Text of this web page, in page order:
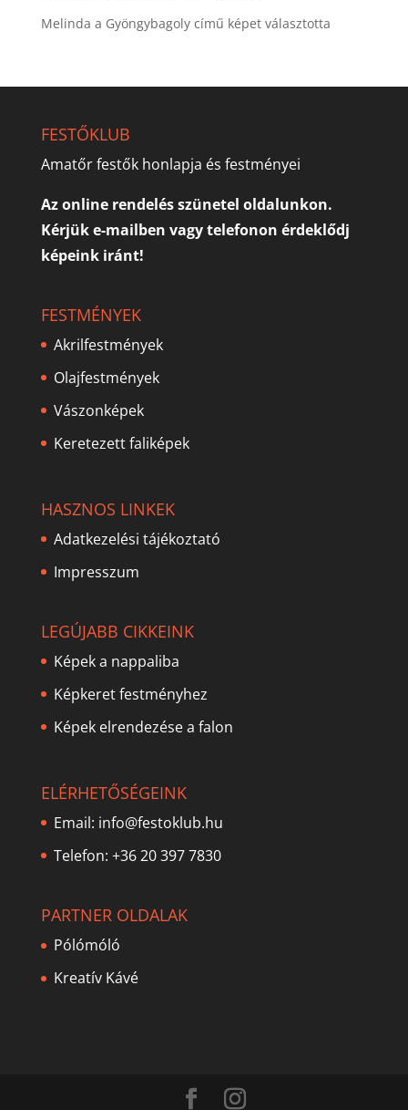
Melinda a Gyöngybagoly című képet választotta
FESTŐKLUB
Amatőr festők honlapja és festményei
Az online rendelés szünetel oldalunkon.
Kérjük e-mailben vagy telefonon érdeklődj
képeink iránt!
FESTMÉNYEK
Akrilfestmények
Olajfestmények
Vászonképek
Keretezett faliképek
HASZNOS LINKEK
Adatkezelési tájékoztató
Impresszum
LEGÚJABB CIKKEINK
Képek a nappaliba
Képkeret festményhez
Képek elrendezése a falon
ELÉRHETŐSÉGEINK
Email: info@festoklub.hu
Telefon: +36 20 397 7830
PARTNER OLDALAK
Pólómóló
Kreatív Kávé